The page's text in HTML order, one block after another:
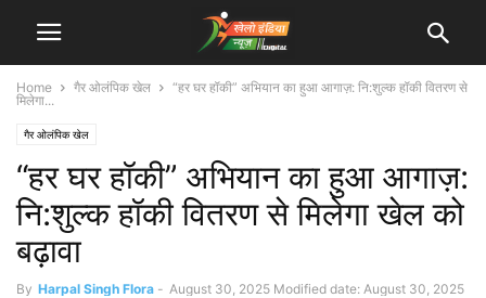
Home गैर ओलंपिक खेल
“हर घर हॉकी” अभियान का हुआ आगाज़: नि:शुल्क हॉकी वितरण से
मिलेगा...
गैर ओलंपिक खेल
“हर घर हॉकी” अभियान का हुआ आगाज़:
नि:शुल्क हॉकी वितरण से मिलेगा खेल को
बढ़ावा
By Harpal Singh Flora - August 30, 2025 Modified date: August 30, 2025